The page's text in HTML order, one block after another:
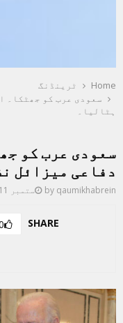
Home
ٹرینڈنگ
سعودی عرب کو جھٹکا۔
ہٹالیا۔
سعودی عرب کو
دفاعی میزائل
by qaumikhabrein ستمبر 11, 2021
SHARE